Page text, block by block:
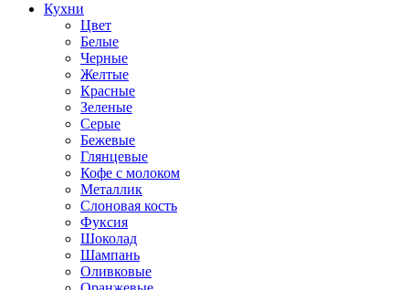
Кухни
Цвет
Белые
Черные
Желтые
Красные
Зеленые
Серые
Бежевые
Глянцевые
Кофе с молоком
Металлик
Слоновая кость
Фуксия
Шоколад
Шампань
Оливковые